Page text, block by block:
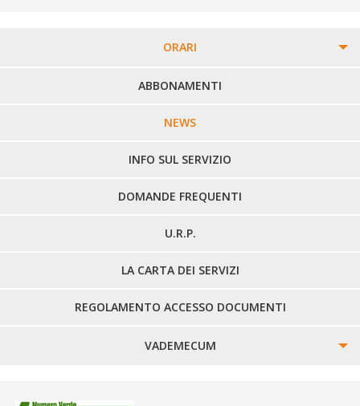
ORARI
PERCORSI URBANI IN BIELLA
LINEE URBANE VERCELLI
LINEE EXTRAURBANE
ABBONAMENTI
NEWS
INFO SUL SERVIZIO
DOMANDE FREQUENTI
U.R.P.
LA CARTA DEI SERVIZI
REGOLAMENTO ACCESSO DOCUMENTI
VADEMECUM